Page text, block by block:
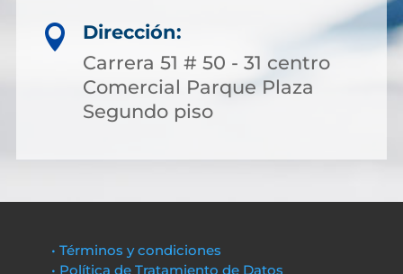

Dirección:
Carrera 51 # 50 - 31 centro
Comercial Parque Plaza
Segundo piso
• Términos y condiciones
• Política de Tratamiento de Datos